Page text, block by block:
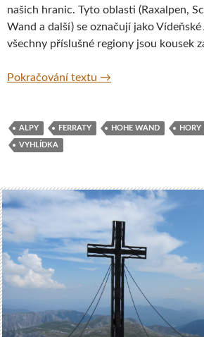
našich hranic. Tyto oblasti (Raxalpen,
Wand a další) se označují jako
všechny příslušné regiony jsou kousek
Pokračování textu Vyhlídková plošina
→
ALPY FERRATY HOHE WAND HORY
VYHLÍDKA